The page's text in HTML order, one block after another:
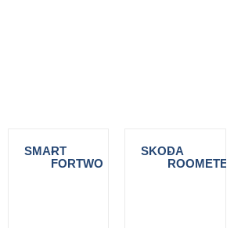
SMART
-
FORTWO
SKODA
-
ROOMETER